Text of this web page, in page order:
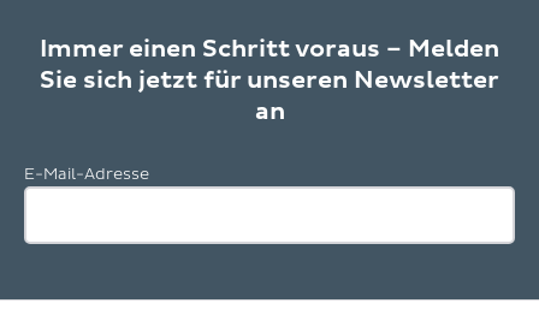
Immer einen Schritt voraus – Melden
Sie sich jetzt für unseren Newsletter
an
E-Mail-Adresse